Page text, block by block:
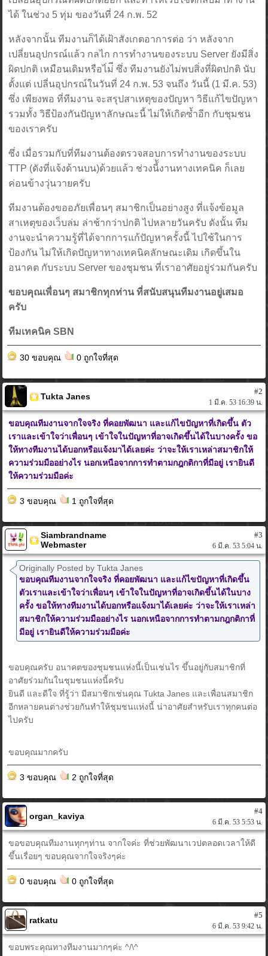
ได้ ในช่วง 5 ทุ่ม ของวันที่ 24 ก.พ. 52
หลังจากนั้น ทีมงานก็ได้เฝ้าสังเกตอาการต่อ ว่า หลังจาก
เปลี่ยนอุปกรณ์แล้ว กลไก การทำงานของระบบ Server ยังมีสิ่ง
ผิดปกติ เหมือนเดิมหรือไ่ม่ี ซึ่ง ทีมงานยังไม่พบสิ่งที่ผิดปกติ นับ
ตั้งแต่ เปลี่นอุปกรณ์ในวันที่ 24 ก.พ. 53 จนถึง วันนี้ (1 มี.ค. 53)
ซึ่ง เพียงพอ ที่ทีมงาน จะสรุปสาเหตุของปัญหา วิธีแก้ไขปัญหา
รวมทั้ง วิธีป้องกันปัญหาลักษณะนี้ ไม่ให้เกิดซ้ำอีก กับชุมชน
ของเราครับ
ซึ่ง เมื่อรวมกับที่ทีมงานต้องตรวจสอบการทำงานของระบบ
TTP (ดังที่แจ้งด้านบน)ด้วยแล้ว ช่วงนี้ังานทางเทคนิค ก็เลย
ค่อนข้างวุ่นวายครับ
ทีมงานต้องขออภัยเพื่อนๆ สมาชิกเป็นอย่างสูง ที่แจ้งข้อมูล
สาเหตุของเว็บล่ม ล่าช้ากว่าปกติ ไปหลายวันครับ ดังนั้น ทีม
งานจะนำความรู้ที่ได้จากการแก้ปัญหาครั้งนี้ ไปใช้ในการ
ป้องกัน ไม่ให้เกิดปัญหาทางเทคนิคลักษณะเดิม เกิดขึ้นใน
อนาคต กับระบบ Server ของชุมชน ที่เราอาศัยอยู่ร่วมกันครับ
ขอบคุณเพื่อนๆ สมาชิกทุกท่าน ที่สนับสนุนทีมงานอยู่เสมอ
ครับ
ทีมเทคนิค SBN
30 ขอบคุณ 0 ถูกใจที่สุด
Tukta Janes
#2
1 มี.ค. 53 16:39 น.
ขอบคุณทีมงานจากใจจริง ที่คอยพัฒนา และแก้ไขปัญหาที่เกิดขึ้น ตัว
เราและเข้าใจว่าเพื่อนๆ เข้าใจในปัญหาที่อาจเกิดขึ้นได้ในบางครั้ง ขอ
ให้ทางทีมงานได้บอกหรือแจ้งมาได้เลยค่ะ ว่าจะให้เราเหล่าสมาชิกให้
ความร่วมมืออย่างไร นอกเหนือจากการทำตามกฎกติกาที่มีอยู่ เรายินดี
ให้ความร่วมมือค่ะ
3 ขอบคุณ 1 ถูกใจที่สุด
Siambrandname
Webmaster
#3
6 มี.ค. 53 5:04 น.
Originally Posted by Tukta Janes
ขอบคุณทีมงานจากใจจริง ที่คอยพัฒนา และแก้ไขปัญหาที่เกิดขึ้น
ตัวเราและเข้าใจว่าเพื่อนๆ เข้าใจในปัญหาที่อาจเกิดขึ้นได้ในบาง
ครั้ง ขอให้ทางทีมงานได้บอกหรือแจ้งมาได้เลยค่ะ ว่าจะให้เราเหล่า
สมาชิกให้ความร่วมมืออย่างไร นอกเหนือจากการทำตามกฎกติกาที่
มีอยู่ เรายินดีให้ความร่วมมือค่ะ
ขอบคุณครับ อนาคตของชุมชนแห่งนี้เป็นเช่นไร ขึ้นอยู่กับสมาชิกที่
อาศัยร่วมกันในชุมชนแห่งนี้ครับ
ยินดี และดีใจ ที่รู้ว่า มีสมาชิกเช่นคุณ Tukta Janes และเพื่อนสมาชิก
อีกหลายคนต่างช่วยกันทำให้ชุมชนแห่งนี้ น่าอาศัยสำหรับเราทุกคนต่อ
ไปครับ
ขอบคุณมากครับ
3 ขอบคุณ 2 ถูกใจที่สุด
organ_kaviya
#4
6 มี.ค. 53 5:53 น.
ขอขอบคุณทีมงานทุกๆท่าน จากใจค่ะ ที่ช่วยพัฒนาเวปตลอดเวลาให้ดี
ขึ้นเรื่อยๆ ขอบคุณจากใจจริงๆค่ะ
0 ขอบคุณ 0 ถูกใจที่สุด
ratkatu
#5
6 มี.ค. 53 9:42 น.
ขอบพระคุณทางทีมงานมากๆค่ะ ^/\^